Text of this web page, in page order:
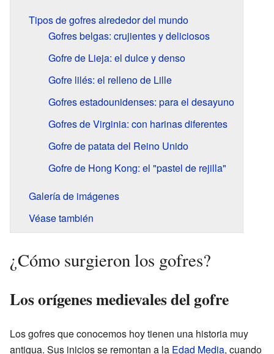
Tipos de gofres alrededor del mundo
Gofres belgas: crujientes y deliciosos
Gofre de Lieja: el dulce y denso
Gofre lilés: el relleno de Lille
Gofres estadounidenses: para el desayuno
Gofres de Virginia: con harinas diferentes
Gofre de patata del Reino Unido
Gofre de Hong Kong: el "pastel de rejilla"
Galería de imágenes
Véase también
¿Cómo surgieron los gofres?
Los orígenes medievales del gofre
Los gofres que conocemos hoy tienen una historia muy
antigua. Sus inicios se remontan a la Edad Media, cuando